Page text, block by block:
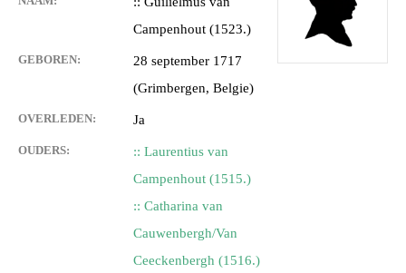
Campenhout (1523.)
GEBOREN:
28 september 1717
(Grimbergen, Belgie)
OVERLEDEN: Ja
OUDERS:
:: Laurentius van
Campenhout (1515.)
:: Catharina van
Cauwenbergh/Van
Ceeckenbergh (1516.)